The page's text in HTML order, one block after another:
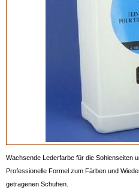
Wachsende Lederfarbe für die Sohlenseiten
Professionelle Formel zum Färben und
getragenen Schuhen.